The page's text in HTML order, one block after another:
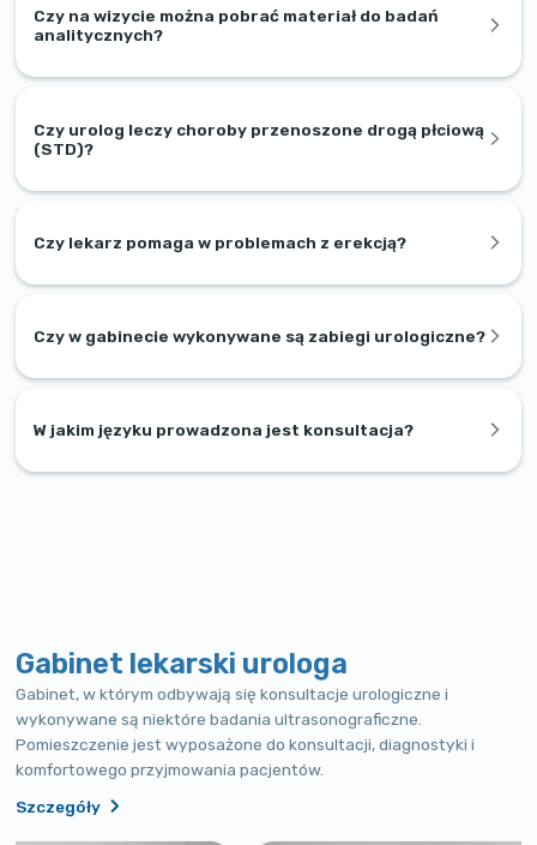
Czy na wizycie można pobrać materiał do badań
analitycznych?
Czy urolog leczy choroby przenoszone drogą płciową
(STD)?
Czy lekarz pomaga w problemach z erekcją?
Czy w gabinecie wykonywane są zabiegi urologiczne?
W jakim języku prowadzona jest konsultacja?
Gabinet lekarski urologa
Gabinet, w którym odbywają się konsultacje urologiczne i
wykonywane są niektóre badania ultrasonograficzne.
Pomieszczenie jest wyposażone do konsultacji, diagnostyki i
komfortowego przyjmowania pacjentów.
Szczegóły